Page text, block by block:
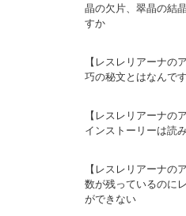
晶の欠片、翠晶の結
すか
【レスレリアーナの
巧の秘文とはなんで
【レスレリアーナの
インストーリーは読
【レスレリアーナの
数が残っているのに
ができない